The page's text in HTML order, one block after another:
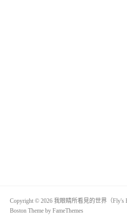
Copyright © 2026 我眼睛所看見的世界（Fly's
Boston Theme by FameThemes